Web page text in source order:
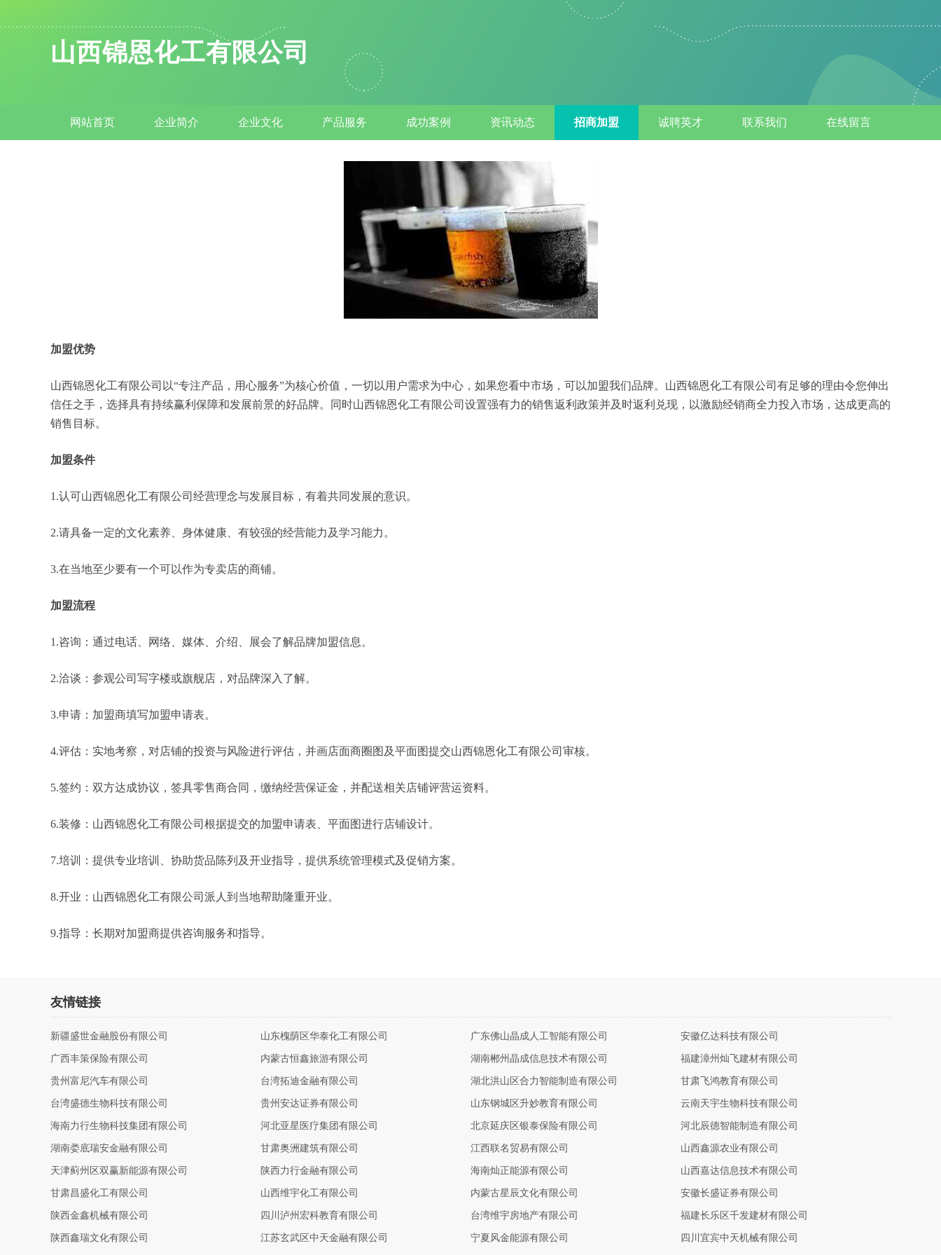
山西锦恩化工有限公司
网站首页 企业简介 企业文化 产品服务 成功案例 资讯动态 招商加盟 诚聘英才 联系我们 在线留言
加盟优势
山西锦恩化工有限公司以“专注产品，用心服务”为核心价值，一切以用户需求为中心，如果您看中市场，可以加盟我们品牌。山西锦恩化工有限公司有足够的理由令您伸出
信任之手，选择具有持续赢利保障和发展前景的好品牌。同时山西锦恩化工有限公司设置强有力的销售返利政策并及时返利兑现，以激励经销商全力投入市场，达成更高的
销售目标。
加盟条件
1.认可山西锦恩化工有限公司经营理念与发展目标，有着共同发展的意识。
2.请具备一定的文化素养、身体健康、有较强的经营能力及学习能力。
3.在当地至少要有一个可以作为专卖店的商铺。
加盟流程
1.咨询：通过电话、网络、媒体、介绍、展会了解品牌加盟信息。
2.洽谈：参观公司写字楼或旗舰店，对品牌深入了解。
3.申请：加盟商填写加盟申请表。
4.评估：实地考察，对店铺的投资与风险进行评估，并画店面商圈图及平面图提交山西锦恩化工有限公司审核。
5.签约：双方达成协议，签具零售商合同，缴纳经营保证金，并配送相关店铺评营运资料。
6.装修：山西锦恩化工有限公司根据提交的加盟申请表、平面图进行店铺设计。
7.培训：提供专业培训、协助货品陈列及开业指导，提供系统管理模式及促销方案。
8.开业：山西锦恩化工有限公司派人到当地帮助隆重开业。
9.指导：长期对加盟商提供咨询服务和指导。
友情链接
新疆盛世金融股份有限公司 山东槐荫区华泰化工有限公司 广东佛山晶成人工智能有限公司 安徽亿达科技有限公司
广西丰策保险有限公司 内蒙古恒鑫旅游有限公司 湖南郴州晶成信息技术有限公司 福建漳州灿飞建材有限公司
贵州富尼汽车有限公司 台湾拓迪金融有限公司 湖北洪山区合力智能制造有限公司 甘肃飞鸿教育有限公司
台湾盛德生物科技有限公司 贵州安达证券有限公司 山东钢城区升妙教育有限公司 云南天宇生物科技有限公司
海南力行生物科技集团有限公司 河北亚星医疗集团有限公司 北京延庆区银泰保险有限公司 河北辰德智能制造有限公司
湖南娄底瑞安金融有限公司 甘肃奥洲建筑有限公司 江西联名贸易有限公司 山西鑫源农业有限公司
天津蓟州区双赢新能源有限公司 陕西力行金融有限公司 海南灿正能源有限公司 山西嘉达信息技术有限公司
甘肃昌盛化工有限公司 山西维宇化工有限公司 内蒙古星辰文化有限公司 安徽长盛证券有限公司
陕西金鑫机械有限公司 四川泸州宏科教育有限公司 台湾维宇房地产有限公司 福建长乐区千发建材有限公司
陕西鑫瑞文化有限公司 江苏玄武区中天金融有限公司 宁夏风金能源有限公司 四川宜宾中天机械有限公司